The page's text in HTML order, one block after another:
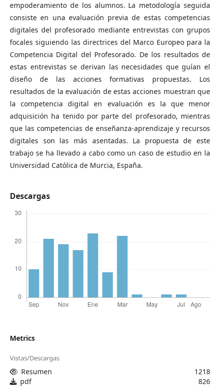
empoderamiento de los alumnos. La metodología seguida
consiste en una evaluación previa de estas competencias
digitales del profesorado mediante entrevistas con grupos
focales siguiendo las directrices del Marco Europeo para la
Competencia Digital del Profesorado. De los resultados de
estas entrevistas se derivan las necesidades que guían el
diseño de las acciones formativas propuestas. Los
resultados de la evaluación de estas acciones muestran que
la competencia digital en evaluación es la que menor
adquisición ha tenido por parte del profesorado, mientras
que las competencias de enseñanza-aprendizaje y recursos
digitales son las más asentadas. La propuesta de este
trabajo se ha llevado a cabo como un caso de estudio en la
Universidad Católica de Murcia, España.
Descargas
Metrics
Vistas/Descargas
Resumen
1218
pdf
826